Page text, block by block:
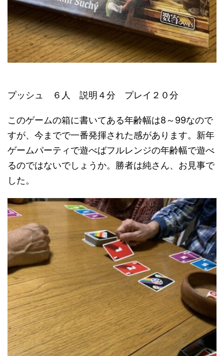
プッシュ ６人 説明４分 プレイ２０分
このゲームの箱に書いてある年齢幅は8～99なので
すが、今までで一番発揮された感があります。新年
ゲームパーティで遊べばフルレンジの年齢幅で遊べ
るのではないでしょうか。勝者は純さん、お見事で
した。